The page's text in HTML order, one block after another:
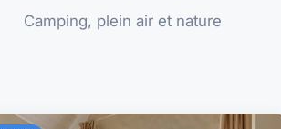
Camping, plein air et nature